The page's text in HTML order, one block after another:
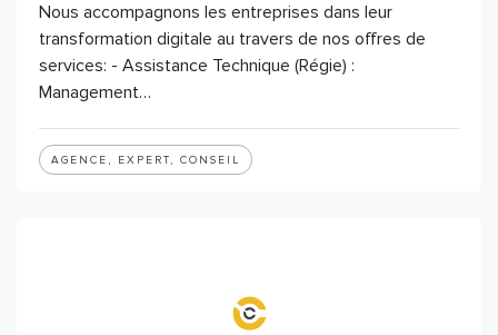
Nous accompagnons les entreprises dans leur
transformation digitale au travers de nos offres de
services: - Assistance Technique (Régie) :
Management…
AGENCE, EXPERT, CONSEIL